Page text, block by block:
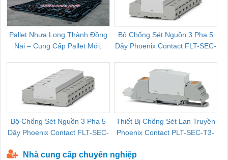
Pallet Nhựa Long Thành Đồng
Nai – Cung Cấp Pallet Mới,
Bộ Chống Sét Nguồn 3 Pha 5
Dây Phoenix Contact FLT-SEC-
Bộ Chống Sét Nguồn 3 Pha 5
Dây Phoenix Contact FLT-SEC-
Thiết Bị Chống Sét Lan Truyền
Phoenix Contact PLT-SEC-T3-
Nhà cung cấp chuyên nghiệp